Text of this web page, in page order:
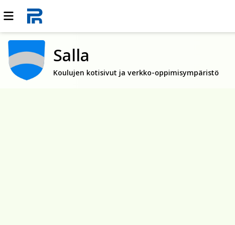
Salla
Koulujen kotisivut ja verkko-oppimisympäristö